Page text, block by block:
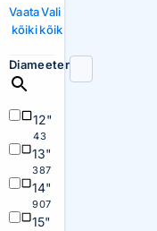
Vaata
kõiki
Vali
kõik
Diameeter
12"
43
13"
387
14"
907
15"